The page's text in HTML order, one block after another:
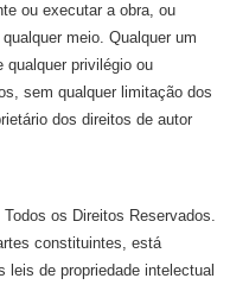
ou executar a obra, ou
meio. Qualquer um
qualquer privilégio ou
sem qualquer limitação dos
dos direitos de autor
os Direitos Reservados.
constituintes, está
leis de propriedade intelectual